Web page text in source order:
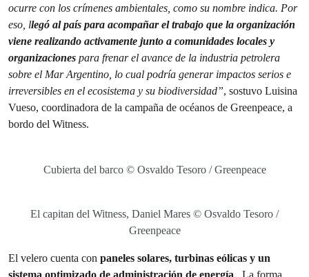
ocurre con los crímenes ambientales, como su nombre indica. Por
eso, llegó al país para acompañar el trabajo que la organización
viene realizando activamente junto a comunidades locales y
organizaciones para frenar el avance de la industria petrolera
sobre el Mar Argentino, lo cual podría generar impactos serios e
irreversibles en el ecosistema y su biodiversidad”, sostuvo Luisina
Vueso, coordinadora de la campaña de océanos de Greenpeace, a
bordo del Witness.
Cubierta del barco © Osvaldo Tesoro / Greenpeace
El capitan del Witness, Daniel Mares © Osvaldo Tesoro /
Greenpeace
El velero cuenta con paneles solares, turbinas eólicas y un
sistema optimizado de administración de energía. La forma